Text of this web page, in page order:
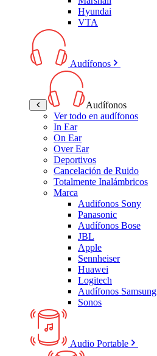
Hyundai
VTA
Audífonos
Audífonos
Ver todo en audífonos
In Ear
On Ear
Over Ear
Deportivos
Cancelación de Ruido
Totalmente Inalámbricos
Marca
Audifonos Sony
Panasonic
Audífonos Bose
JBL
Apple
Sennheiser
Huawei
Logitech
Audífonos Samsung
Sonos
Audio Portable